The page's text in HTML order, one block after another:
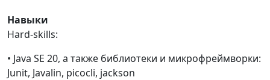
Навыки
Hard-skills:
• Java SE 20, а также библиотеки и микрофреймворки:
Junit, Javalin, picocli, jackson